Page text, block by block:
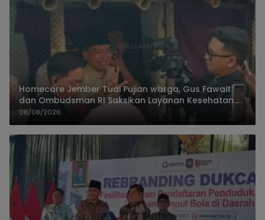
Homecare Jember Tuai Pujian warga, Gus Fawait
dan Ombudsman RI Saksikan Layanan Kesehatan
Rumah Pasien
06/08/2026